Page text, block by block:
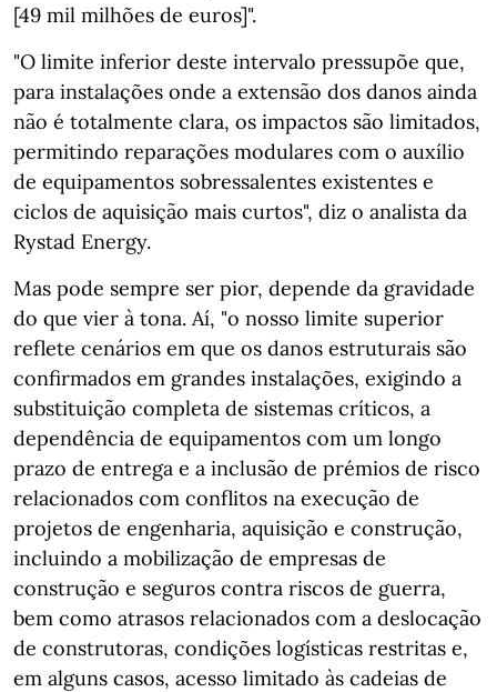
[49 mil milhões de euros]".
"O limite inferior deste intervalo pressupõe que,
para instalações onde a extensão dos danos ainda
não é totalmente clara, os impactos são limitados,
permitindo reparações modulares com o auxílio
de equipamentos sobressalentes existentes e
ciclos de aquisição mais curtos", diz o analista da
Rystad Energy.
Mas pode sempre ser pior, depende da gravidade
do que vier à tona. Aí, "o nosso limite superior
reflete cenários em que os danos estruturais são
confirmados em grandes instalações, exigindo a
substituição completa de sistemas críticos, a
dependência de equipamentos com um longo
prazo de entrega e a inclusão de prémios de risco
relacionados com conflitos na execução de
projetos de engenharia, aquisição e construção,
incluindo a mobilização de empresas de
construção e seguros contra riscos de guerra,
bem como atrasos relacionados com a deslocação
de construtoras, condições logísticas restritas e,
em alguns casos, acesso limitado às cadeias de